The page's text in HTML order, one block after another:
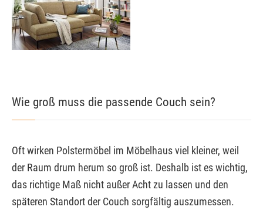
Wie groß muss die passende Couch sein?
Oft wirken Polstermöbel im Möbelhaus viel kleiner, weil
der Raum drum herum so groß ist. Deshalb ist es wichtig,
das richtige Maß nicht außer Acht zu lassen und den
späteren Standort der Couch sorgfältig auszumessen.